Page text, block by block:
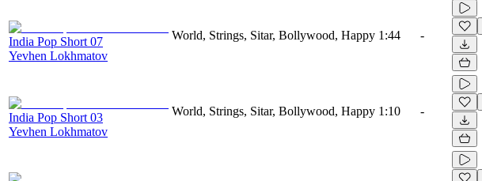
India Pop Short 07
Yevhen Lokhmatov
World, Strings, Sitar, Bollywood, Happy 1:44 -
India Pop Short 03
Yevhen Lokhmatov
World, Strings, Sitar, Bollywood, Happy 1:10 -